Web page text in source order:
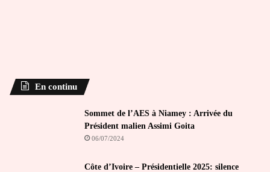
En continu
Sommet de l’AES à Niamey : Arrivée du
Président malien Assimi Goita
06/07/2024
Côte d’Ivoire – Présidentielle 2025: silence